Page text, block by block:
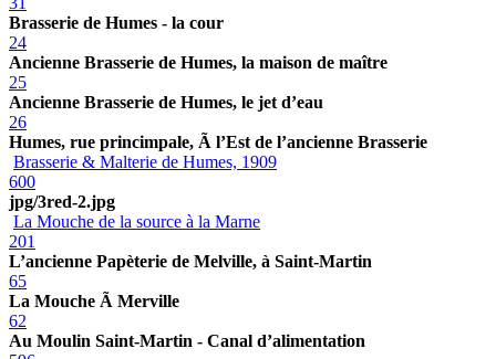
Brasserie de Humes - la cour
24
Ancienne Brasserie de Humes, la maison de maître
25
Ancienne Brasserie de Humes, le jet d’eau
26
Humes, rue princimpale, Ã l’Est de l’ancienne Brasserie
Brasserie & Malterie de Humes, 1909
600
jpg/3red-2.jpg
La Mouche de la source à la Marne
201
L’ancienne Papèterie de Melville, à Saint-Martin
65
La Mouche Ã Merville
62
Au Moulin Saint-Martin - Canal d’alimentation